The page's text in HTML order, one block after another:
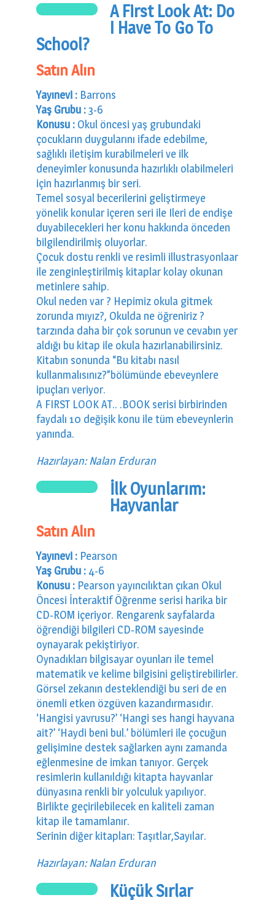
A First Look At: Do
I Have To Go To
School?
Satın Alın
Yayınevi : Barrons
Yaş Grubu :3-6
Konusu : Okul öncesi yaş grubundaki
çocukların duygularını ifade edebilme,
sağlıklı iletişim kurabilmeleri ve ilk
deneyimler konusunda hazırlıklı olabilmeleri
için hazırlanmış bir seri.
Temel sosyal becerilerini geliştirmeye
yönelik konular içeren seri ile Ileri de endişe
duyabilecekleri her konu hakkında önceden
bilgilendirilmiş oluyorlar.
Çocuk dostu renkli ve resimli illustrasyonlaar
ile zenginleştirilmiş kitaplar kolay okunan
metinlere sahip.
Okul neden var ? Hepimiz okula gitmek
zorunda mıyız?, Okulda ne öğreniriz ?
tarzında daha bir çok sorunun ve cevabın yer
aldığı bu kitap ile okula hazırlanabilirsiniz.
Kitabın sonunda “Bu kitabı nasıl
kullanmalısınız?”bölümünde ebeveynlere
ipuçları veriyor.
A FIRST LOOK AT.. .BOOK serisi birbirinden
faydalı 10 değişik konu ile tüm ebeveynlerin
yanında.
Hazırlayan: Nalan Erduran
İlk Oyunlarım:
Hayvanlar
Satın Alın
Yayınevi : Pearson
Yaş Grubu : 4-6
Konusu : Pearson yayıncılıktan çıkan Okul
Öncesi İnteraktif Öğrenme serisi harika bir
CD-ROM içeriyor. Rengarenk sayfalarda
öğrendiği bilgileri CD-ROM sayesinde
oynayarak pekiştiriyor.
Oynadıkları bilgisayar oyunları ile temel
matematik ve kelime bilgisini geliştirebilirler.
Görsel zekanın desteklendiği bu seri de en
önemli etken özgüven kazandırmasıdır.
‘Hangisi yavrusu?’ ‘Hangi ses hangi hayvana
ait?’ ‘Haydi beni bul.’ bölümleri ile çocuğun
gelişimine destek sağlarken aynı zamanda
eğlenmesine de imkan tanıyor. Gerçek
resimlerin kullanıldığı kitapta hayvanlar
dünyasına renkli bir yolculuk yapılıyor.
Birlikte geçirilebilecek en kaliteli zaman
kitap ile tamamlanır.
Serinin diğer kitapları: Taşıtlar,Sayılar.
Hazırlayan: Nalan Erduran
Küçük Sırlar